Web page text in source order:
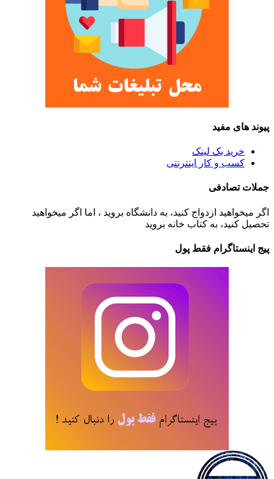
پیوند های مفید
خرید بک لینک
کسب و کار اینترنتی
جملات تصادفی
اگر میخواهید ازدواج کنید، به دانشگاه بروید ، اما اگر میخواهید
تحصیل کنید، به کتاب خانه بروید
پیج اینستاگرام فقط پول